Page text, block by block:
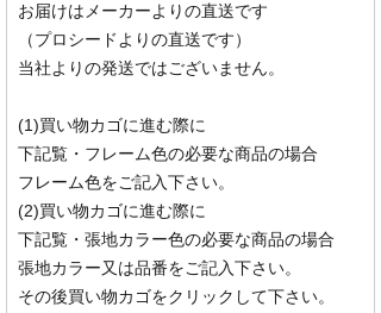
お届けはメーカーよりの直送です
（プロシードよりの直送です）
当社よりの発送ではございません。
(1)買い物カゴに進む際に
下記覧・フレーム色の必要な商品の場合
フレーム色をご記入下さい。
(2)買い物カゴに進む際に
下記覧・張地カラー色の必要な商品の場合
張地カラー又は品番をご記入下さい。
その後買い物カゴをクリックして下さい。